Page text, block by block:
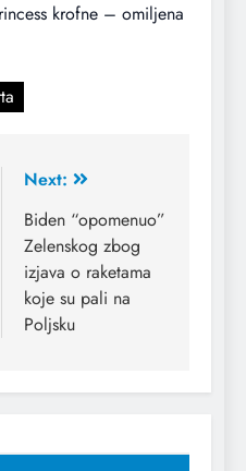
krofne – omiljena
Next:
Biden “opomenuo”
Zelenskog zbog
izjava o raketama
koje su pali na
Poljsku